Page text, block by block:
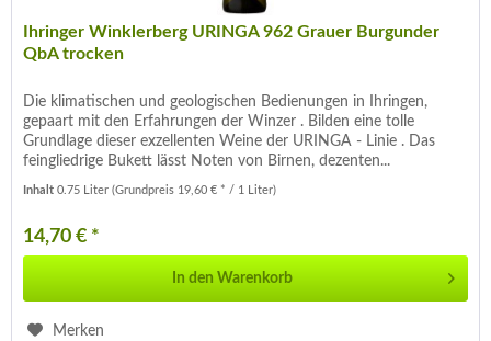
Ihringer Winklerberg URINGA 962 Grauer Burgunder
QbA trocken
Die klimatischen und geologischen Bedienungen in Ihringen,
gepaart mit den Erfahrungen der Winzer . Bilden eine tolle
Grundlage dieser exzellenten Weine der URINGA - Linie . Das
feingliedrige Bukett lässt Noten von Birnen, dezenten...
Inhalt0.75 Liter(Grundpreis 19,60 € * / 1 Liter)
14,70 € *
In den Warenkorb
Merken